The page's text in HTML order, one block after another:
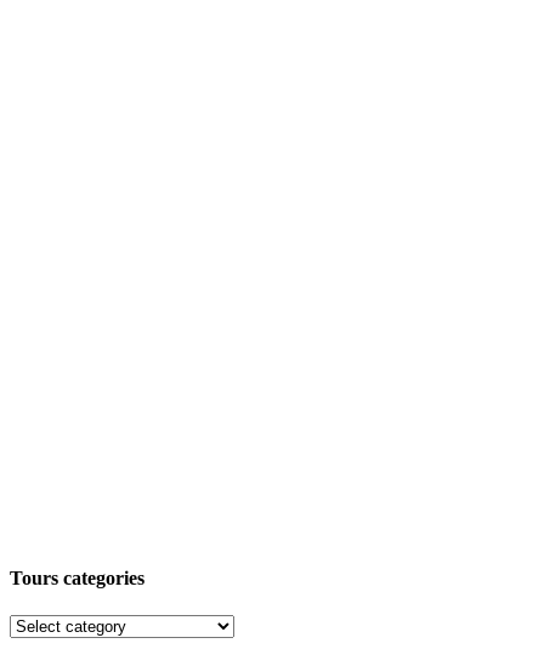
Tours categories